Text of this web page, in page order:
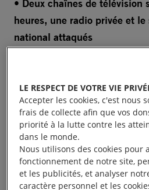
• Deux chaînes de télévision
heures, une radio privée et
national attaqués
Les autorités sénégalaises
cesser les arrestations
d’activistes, respecter la
et la liberté d’expression, et
présence d’hommes armés
des forces de sécurité, a
International aujourd’hui.
LE RESPECT DE VOTRE VIE
Accepter les cookies, c'est nous
frais de collecte afin que vos
priorité à la lutte contre les
dans le monde.
Nous utilisons des cookies pour
fonctionnement de notre site,
et les publicités, et analyser
caractère personnel et les